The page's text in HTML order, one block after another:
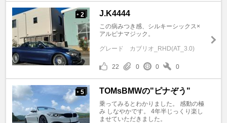
+ 2 J.K4444
この病みつき感、シルキーシックス×
アルピナマジック。
グレード カブリオ_RHD(AT_3.0)
22 0 0 0
+ 5 TOMsBMWの"ピナぞう"
乗ってみるとわかりました。 感動の極
み しなやかです。 4年半じっくり楽し
ませていただきました。